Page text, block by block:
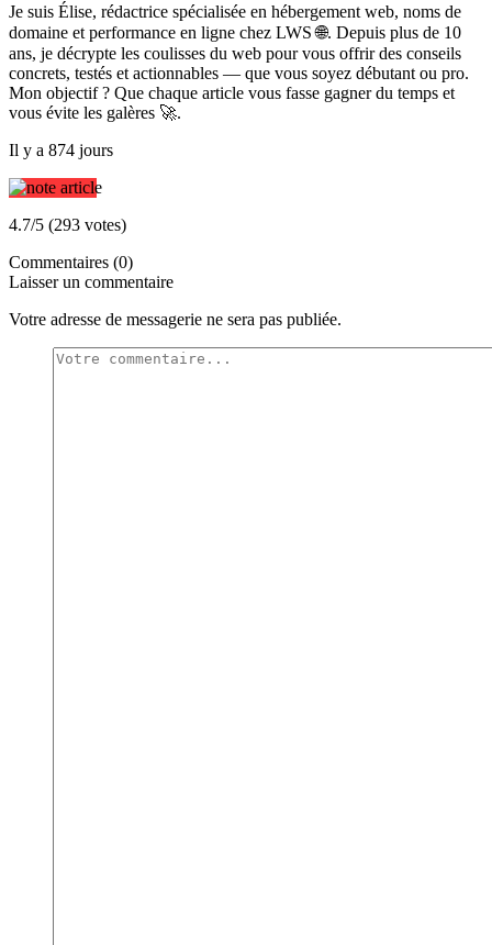
Je suis Élise, rédactrice spécialisée en hébergement web, noms de
domaine et performance en ligne chez LWS 🌐. Depuis plus de 10
ans, je décrypte les coulisses du web pour vous offrir des conseils
concrets, testés et actionnables — que vous soyez débutant ou pro.
Mon objectif ? Que chaque article vous fasse gagner du temps et
vous évite les galères 🚀.
Il y a 874 jours
4.7/5 (293 votes)
Commentaires (0)
Laisser un commentaire
Votre adresse de messagerie ne sera pas publiée.